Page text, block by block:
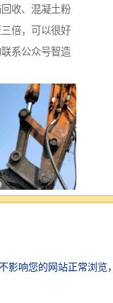
收、混凝土粉
倍，可以很好
系公众号智造